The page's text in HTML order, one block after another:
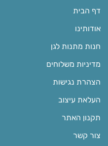
דף הבית
אודותינו
חנות מתנות לגן
מדיניות משלוחים
הצהרת נגישות
העלאת עיצוב
תקנון האתר
צור קשר